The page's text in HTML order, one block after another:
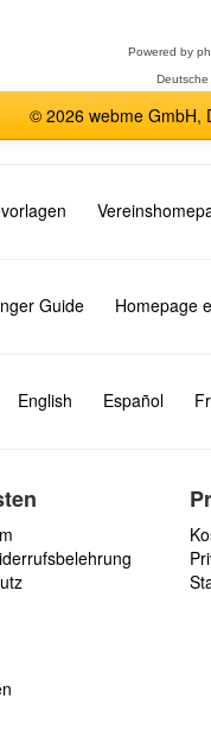
Powered by
© 2026 webme GmbH,
Guide Homepage
English Español